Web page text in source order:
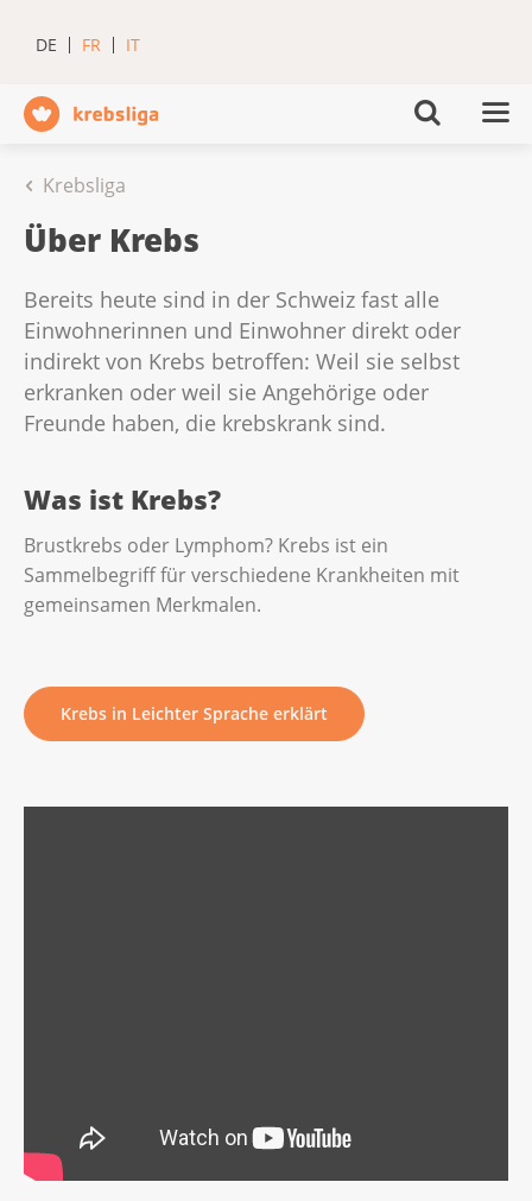
DE FR IT
Krebsliga
Über Krebs
Bereits heute sind in der Schweiz fast alle
Einwohnerinnen und Einwohner direkt oder
indirekt von Krebs betroffen: Weil sie selbst
erkranken oder weil sie Angehörige oder
Freunde haben, die krebskrank sind.
Was ist Krebs?
Brustkrebs oder Lymphom? Krebs ist ein
Sammelbegriff für verschiedene Krankheiten mit
gemeinsamen Merkmalen.
Krebs in Leichter Sprache erklärt